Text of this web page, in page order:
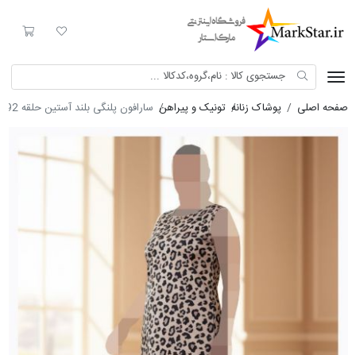
لیست مورد
سبد
صفحه اصلی پوشاک زنانه تونیک و پیراهن سارافون پلنگی بلند آستین حلقه 7892